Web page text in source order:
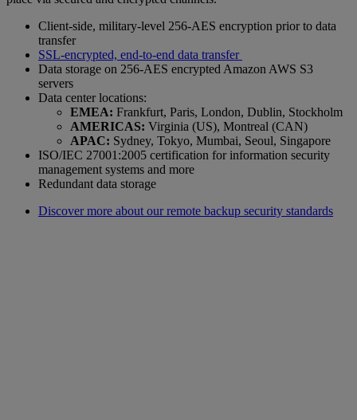
Client-side, military-level 256-AES encryption prior to data
transfer
SSL-encrypted, end-to-end data transfer
Data storage on 256-AES encrypted Amazon AWS S3
servers
Data center locations:
EMEA: Frankfurt, Paris, London, Dublin, Stockholm
AMERICAS: Virginia (US), Montreal (CAN)
APAC: Sydney, Tokyo, Mumbai, Seoul, Singapore
ISO/IEC 27001:2005 certification for information security
management systems and more
Redundant data storage
Discover more about our remote backup security standards